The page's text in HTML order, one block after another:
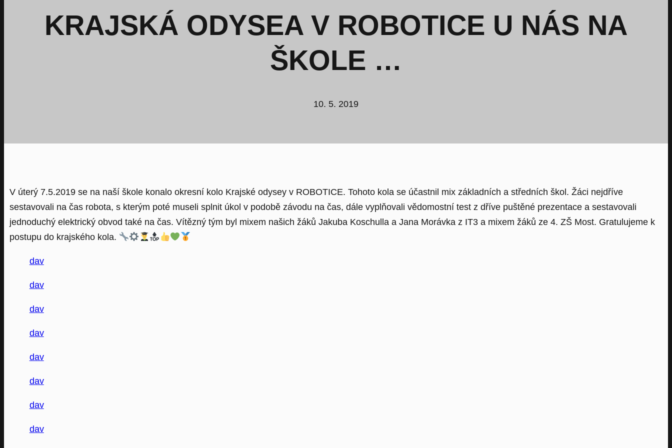
KRAJSKÁ ODYSEA V ROBOTICE U NÁS NA
ŠKOLE …
10. 5. 2019
V úterý 7.5.2019 se na naší škole konalo okresní kolo Krajské odysey v ROBOTICE. Tohoto kola se účastnil mix základních a středních škol. Žáci nejdříve
sestavovali na čas robota, s kterým poté museli splnit úkol v podobě závodu na čas, dále vyplňovali vědomostní test z dříve puštěné prezentace a sestavovali
jednoduchý elektrický obvod také na čas. Vítězný tým byl mixem našich žáků Jakuba Koschulla a Jana Morávka z IT3 a mixem žáků ze 4. ZŠ Most. Gratulujeme k
postupu do krajského kola.
dav
dav
dav
dav
dav
dav
dav
dav